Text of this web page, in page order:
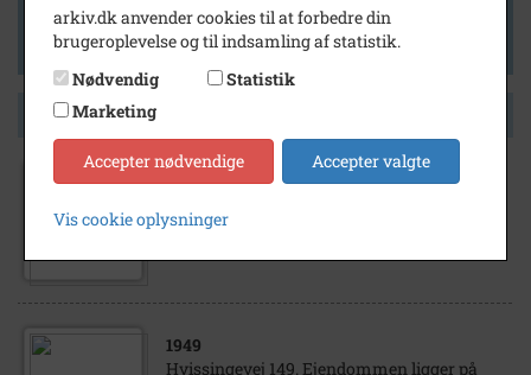
Vis kun med kilder
Vis kun med geo-tag
Side 1 af 1
1949
Hvissingestræde 2. Til højre huset Ved
1949
Hvissingevej 149. Ejendommen ligger på
arkiv.dk anvender cookies til at forbedre din
brugeroplevelse og til indsamling af statistik.
Nødvendig
Statistik
Marketing
Accepter nødvendige Accepter valgte
Vis cookie oplysninger